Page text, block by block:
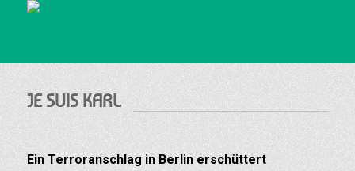
JE SUIS KARL
Ein Terroranschlag in Berlin erschüttert